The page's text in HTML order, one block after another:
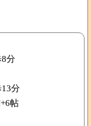
8分
分
帖